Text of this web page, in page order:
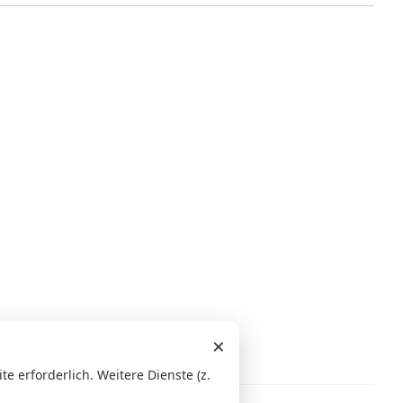
×
erforderlich. Weitere Dienste (z.